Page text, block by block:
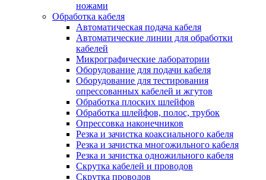
ножами
Обработка кабеля
Автоматическая подача кабеля
Автоматические линии для обработки
кабелей
Микрографические лаборатории
Оборудование для подачи кабеля
Оборудование для тестирования
опрессованных кабелей и жгутов
Обработка плоских шлейфов
Обработка шлейфов, полос, трубок
Опрессовка наконечников
Резка и зачистка коаксиального кабеля
Резка и зачистка многожильного кабеля
Резка и зачистка одножильного кабеля
Скрутка кабелей и проводов
Скрутка проводов